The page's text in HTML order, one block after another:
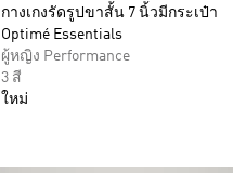
กางเกงรัดรูปขาสั้น 7 นิ้วมีกระเป๋า
Optimé Essentials
ผู้หญิง Performance
3 สี
ใหม่